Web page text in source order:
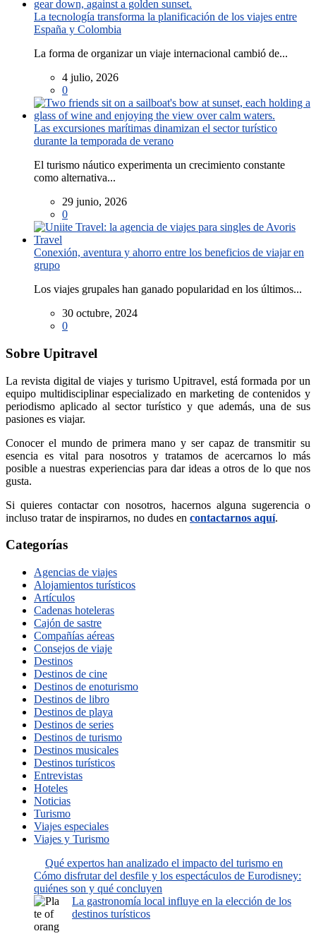
La tecnología transforma la planificación de los viajes entre
España y Colombia
La forma de organizar un viaje internacional cambió de...
4 julio, 2026
0
Las excursiones marítimas dinamizan el sector turístico
durante la temporada de verano
El turismo náutico experimenta un crecimiento constante
como alternativa...
29 junio, 2026
0
Conexión, aventura y ahorro entre los beneficios de viajar en
grupo
Los viajes grupales han ganado popularidad en los últimos...
30 octubre, 2024
0
Sobre Upitravel
La revista digital de viajes y turismo Upitravel, está formada por un
equipo multidisciplinar especializado en marketing de contenidos y
periodismo aplicado al sector turístico y que además, una de sus
pasiones es viajar.
Conocer el mundo de primera mano y ser capaz de transmitir su
esencia es vital para nosotros y tratamos de acercarnos lo más
posible a nuestras experiencias para dar ideas a otros de lo que nos
gusta.
Si quieres contactar con nosotros, hacernos alguna sugerencia o
incluso tratar de inspirarnos, no dudes en contactarnos aquí.
Categorías
Agencias de viajes
Alojamientos turísticos
Artículos
Cadenas hoteleras
Cajón de sastre
Compañías aéreas
Consejos de viaje
Destinos
Destinos de cine
Destinos de enoturismo
Destinos de libro
Destinos de playa
Destinos de series
Destinos de turismo
Destinos musicales
Destinos turísticos
Entrevistas
Hoteles
Noticias
Turismo
Viajes especiales
Viajes y Turismo
Qué expertos han analizado el impacto del turismo en
Cómo disfrutar del desfile y los espectáculos de Eurodisney:
quiénes son y qué concluyen
La gastronomía local influye en la elección de los
destinos turísticos